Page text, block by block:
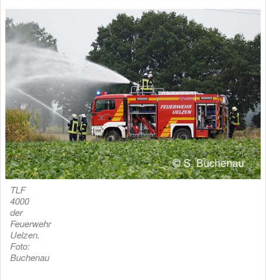
TLF
4000
der
Feuerwehr
Uelzen.
Foto:
Buchenau